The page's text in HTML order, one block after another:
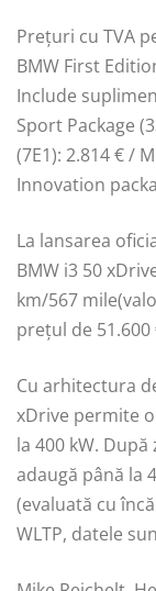
Preţuri cu TVA
BMW First
Include
Sport Package
(7E1): 2.814 € /
Innovation
La lansarea
BMW i3 50
km/567
prețul de 51.600
Cu arhitectura
xDrive permite
la 400 kW.
adaugă până la
(evaluată cu
WLTP, datele